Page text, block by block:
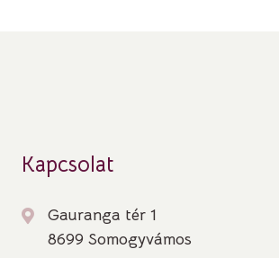
Kapcsolat
Gauranga tér 1
8699 Somogyvámos